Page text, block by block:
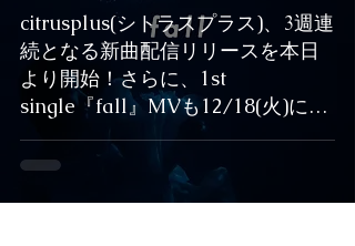
citrusplus(シトラスプラス)、3週連
続となる新曲配信リリースを本日
より開始！さらに、1st
single『fall』MVも12/18(火)に公
開。